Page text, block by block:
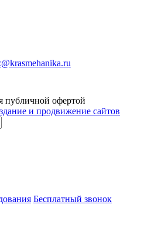
публичной офертой
и продвижение сайтов
Бесплатный звонок